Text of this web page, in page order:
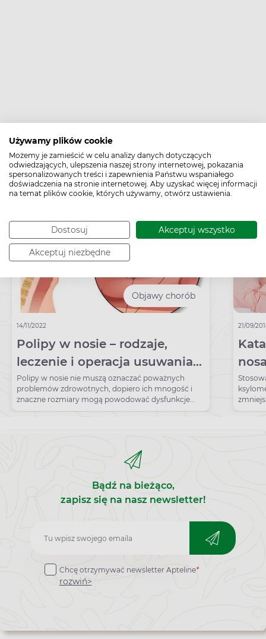
Używamy plików cookie
Możemy je zamieścić w celu analizy danych dotyczących
odwiedzających, ulepszenia naszej strony internetowej, pokazania
spersonalizowanych treści i zapewnienia Państwu wspaniałego
doświadczenia na stronie internetowej. Aby uzyskać więcej informacji
na temat plików cookie, których używamy, otwórz ustawienia.
Dostosuj Akceptuj wszystko
Akceptuj niezbędne
Sprawdź rekomendowane poradniki:
Objawy chorób
14/11/2022
Polipy w nosie – rodzaje,
leczenie i operacja usuwania
polipów
Polipy w nosie nie muszą oznaczać poważnych
problemów zdrowotnych, dopiero ich mnogość i
znaczne rozmiary mogą powodować dysfunkcje
nosa.
21/09/
Bądź na bieżąco,
zapisz się na nasz newsletter!
Zapisz
do
newslettera
Chcę otrzymywać newsletter Apteline*
rozwiń>